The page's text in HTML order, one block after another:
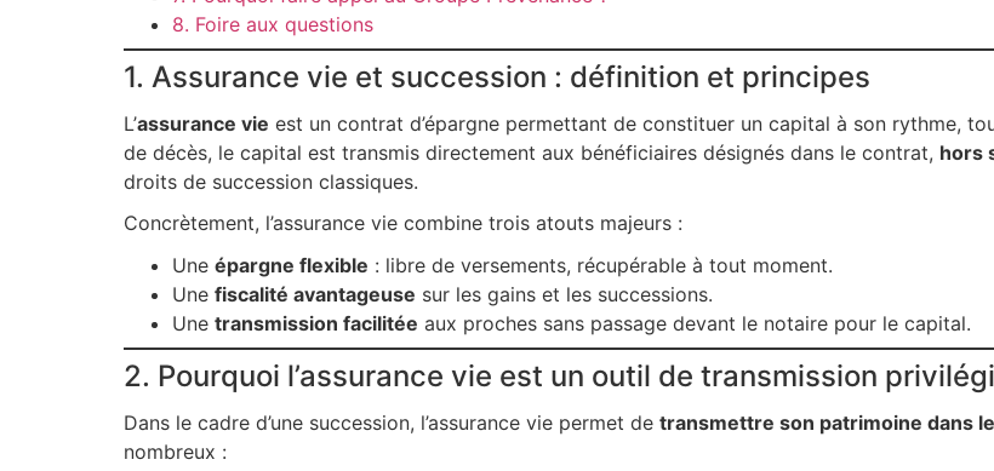
8. Foire aux questions
1. Assurance vie et succession : définition et principes
L’assurance vie est un contrat d’épargne permettant de constituer un capital à son rythme,
de décès, le capital est transmis directement aux bénéficiaires désignés dans le contrat, hors
droits de succession classiques.
Concrètement, l’assurance vie combine trois atouts majeurs :
Une épargne flexible : libre de versements, récupérable à tout moment.
Une fiscalité avantageuse sur les gains et les successions.
Une transmission facilitée aux proches sans passage devant le notaire pour le capital.
2. Pourquoi l’assurance vie est un outil de transmission
Dans le cadre d’une succession, l’assurance vie permet de transmettre son patrimoine dans
nombreux :